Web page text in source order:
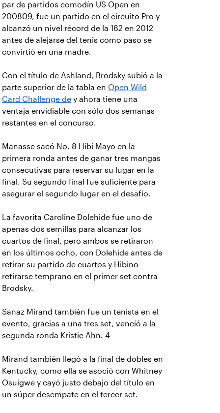
par de partidos comodín US Open en
200809, fue un partido en el circuito Pro y
alcanzó un nivel récord de la 182 en 2012
antes de alejarse del tenis como paso se
convirtió en una madre.
Con el título de Ashland, Brodsky subió a la
parte superior de la tabla en Open Wild
Card Challenge de y ahora tiene una
ventaja envidiable con sólo dos semanas
restantes en el concurso.
Manasse sacó No. 8 Hibi Mayo en la
primera ronda antes de ganar tres mangas
consecutivas para reservar su lugar en la
final. Su segundo final fue suficiente para
asegurar el segundo lugar en el desafío.
La favorita Caroline Dolehide fue uno de
apenas dos semillas para alcanzar los
cuartos de final, pero ambos se retiraron
en los últimos ocho, con Dolehide antes de
retirar su partido de cuartos y Hibino
retirarse temprano en el primer set contra
Brodsky.
Sanaz Mirand también fue un tenista en el
evento, gracias a una tres set, venció a la
segunda ronda Kristie Ahn. 4
Mirand también llegó a la final de dobles en
Kentucky, como ella se asoció con Whitney
Osuigwe y cayó justo debajo del título en
un súper desempate en el tercer set.